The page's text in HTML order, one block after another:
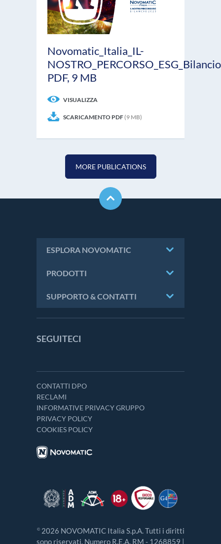
Novomatic_Italia_IL-
PDF, 9 MB
VISUALIZZA
SCARICAMENTO PDF(9 MB)
MORE PUBLICATIONS
ESPLORA NOVOMATIC
PRODOTTI
SUPPORTO & CONTATTI
SEGUITECI
CONTATTI DPO
RECLAMI
INFORMATIVE PRIVACY GRUPPO
PRIVACY POLICY
COOKIES POLICY
©2026 NOVOMATIC Italia S.p.A. Tutti i diritti
sono riservati. Numero R.E.A. RM - 1268859 |